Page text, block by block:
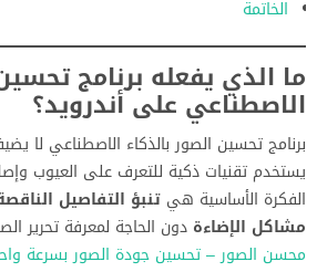
الخاتمة
ما الذي يفعله برنامج
الاصطناعي على أندرويد؟
برنامج تحسين الصور بالذكاء الاصطناعي لا
يستخدم تقنيات ذكية للتعرف على العيوب
الفكرة الأساسية هي تنبؤ التفاصيل
مشاكل الإضاءة دون الحاجة لمعرفة تحرير
محسن الصور – تحسين جودة الصور بسرعة